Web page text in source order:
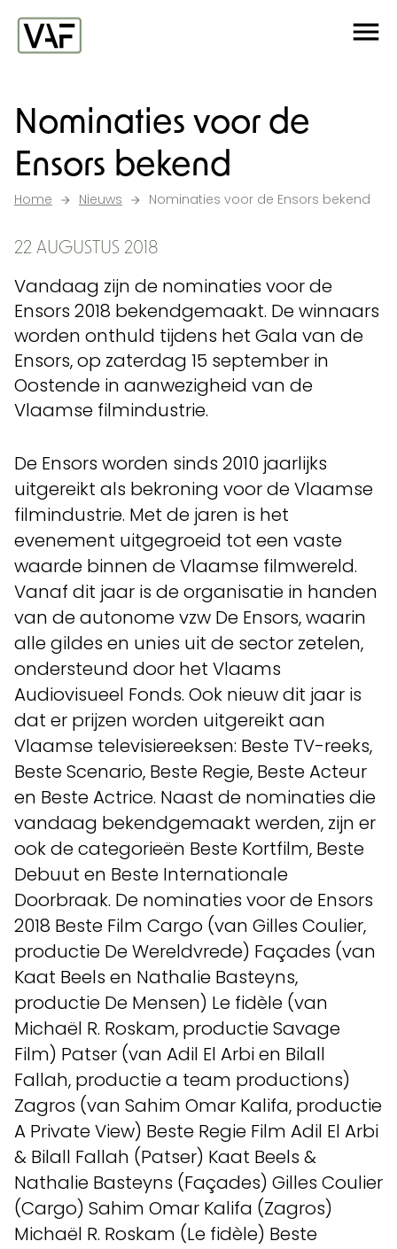
Ga verder naar de inhoud
Nominaties voor de
Ensors bekend
Home Nieuws Nominaties voor de Ensors bekend
22 AUGUSTUS 2018
Vandaag zijn de nominaties voor de
Ensors 2018 bekendgemaakt. De winnaars
worden onthuld tijdens het Gala van de
Ensors, op zaterdag 15 september in
Oostende in aanwezigheid van de
Vlaamse filmindustrie.
De Ensors worden sinds 2010 jaarlijks
uitgereikt als bekroning voor de Vlaamse
filmindustrie. Met de jaren is het
evenement uitgegroeid tot een vaste
waarde binnen de Vlaamse filmwereld.
Vanaf dit jaar is de organisatie in handen
van de autonome vzw De Ensors, waarin
alle gildes en unies uit de sector zetelen,
ondersteund door het Vlaams
Audiovisueel Fonds. Ook nieuw dit jaar is
dat er prijzen worden uitgereikt aan
Vlaamse televisiereeksen: Beste TV-reeks,
Beste Scenario, Beste Regie, Beste Acteur
en Beste Actrice. Naast de nominaties die
vandaag bekendgemaakt werden, zijn er
ook de categorieën Beste Kortfilm, Beste
Debuut en Beste Internationale
Doorbraak. De nominaties voor de Ensors
2018 Beste Film Cargo (van Gilles Coulier,
productie De Wereldvrede) Façades (van
Kaat Beels en Nathalie Basteyns,
productie De Mensen) Le fidèle (van
Michaël R. Roskam, productie Savage
Film) Patser (van Adil El Arbi en Bilall
Fallah, productie a team productions)
Zagros (van Sahim Omar Kalifa, productie
A Private View) Beste Regie Film Adil El Arbi
& Bilall Fallah (Patser) Kaat Beels &
Nathalie Basteyns (Façades) Gilles Coulier
(Cargo) Sahim Omar Kalifa (Zagros)
Michaël R. Roskam (Le fidèle) Beste